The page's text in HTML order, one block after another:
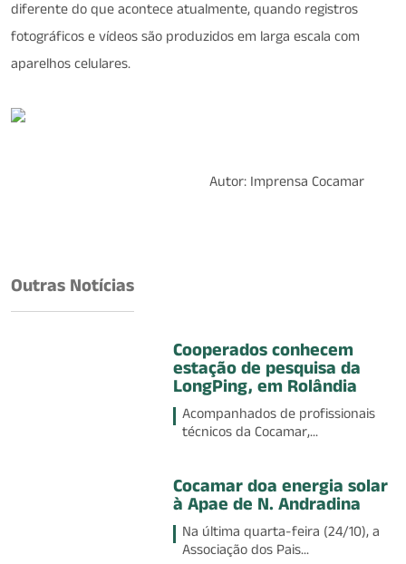
diferente do que acontece atualmente, quando registros
fotográficos e vídeos são produzidos em larga escala com
aparelhos celulares.
Autor: Imprensa Cocamar
Outras Notícias
Cooperados conhecem
estação de pesquisa da
LongPing, em Rolândia
Acompanhados de profissionais
técnicos da Cocamar,...
Cocamar doa energia solar
à Apae de N. Andradina
Na última quarta-feira (24/10), a
Associação dos Pais...